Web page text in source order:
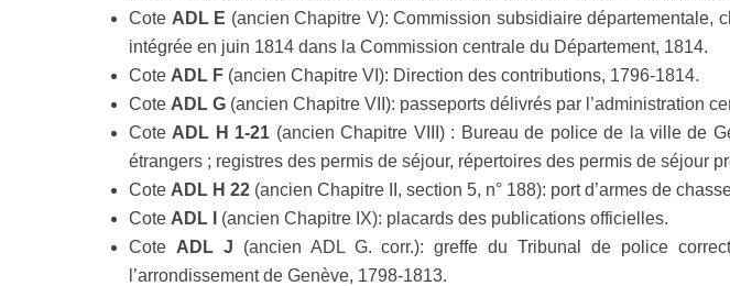
Cote ADL E (ancien Chapitre V): Commission subsidiaire départementale,
intégrée en juin 1814 dans la Commission centrale du Département, 1814.
Cote ADL F (ancien Chapitre VI): Direction des contributions, 1796-1814.
Cote ADL G (ancien Chapitre VII): passeports délivrés par l’administration
Cote ADL H 1-21 (ancien Chapitre VIII) : Bureau de police de la ville de
étrangers ; registres des permis de séjour, répertoires des permis de séjour
Cote ADL H 22 (ancien Chapitre II, section 5, n° 188): port d’armes de
Cote ADL I (ancien Chapitre IX): placards des publications officielles.
Cote ADL J (ancien ADL G. corr.): greffe du Tribunal de police
l’arrondissement de Genève, 1798-1813.